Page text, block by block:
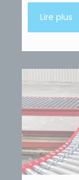
Lire plus